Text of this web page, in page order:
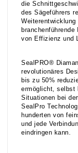
die
des Sägeführers
von Effizienz und
SealPRO®
revolutionäres
bis zu 50%
ermöglicht, selbst
Situationen bei
SealPro
hunderten von
und jede
eindringen kann.